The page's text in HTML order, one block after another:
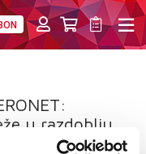
u razdoblju